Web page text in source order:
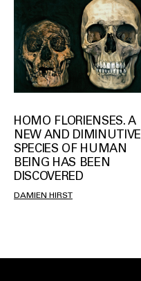
HOMO FLORIENSES. A
NEW AND DIMINUTIVE
SPECIES OF HUMAN
BEING HAS BEEN
DISCOVERED
DAMIEN HIRST